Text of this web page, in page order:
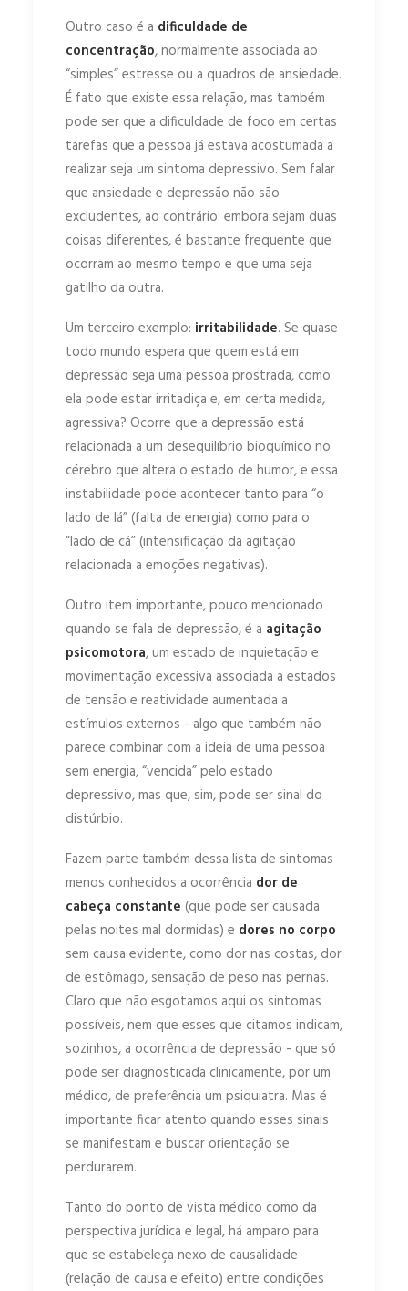
Outro caso é a dificuldade de
concentração, normalmente associada ao
“simples” estresse ou a quadros de ansiedade.
É fato que existe essa relação, mas também
pode ser que a dificuldade de foco em certas
tarefas que a pessoa já estava acostumada a
realizar seja um sintoma depressivo. Sem falar
que ansiedade e depressão não são
excludentes, ao contrário: embora sejam duas
coisas diferentes, é bastante frequente que
ocorram ao mesmo tempo e que uma seja
gatilho da outra.
Um terceiro exemplo: irritabilidade. Se quase
todo mundo espera que quem está em
depressão seja uma pessoa prostrada, como
ela pode estar irritadiça e, em certa medida,
agressiva? Ocorre que a depressão está
relacionada a um desequilíbrio bioquímico no
cérebro que altera o estado de humor, e essa
instabilidade pode acontecer tanto para “o
lado de lá” (falta de energia) como para o
“lado de cá” (intensificação da agitação
relacionada a emoções negativas).
Outro item importante, pouco mencionado
quando se fala de depressão, é a agitação
psicomotora, um estado de inquietação e
movimentação excessiva associada a estados
de tensão e reatividade aumentada a
estímulos externos - algo que também não
parece combinar com a ideia de uma pessoa
sem energia, “vencida” pelo estado
depressivo, mas que, sim, pode ser sinal do
distúrbio.
Fazem parte também dessa lista de sintomas
menos conhecidos a ocorrência dor de
cabeça constante (que pode ser causada
pelas noites mal dormidas) e dores no corpo
sem causa evidente, como dor nas costas, dor
de estômago, sensação de peso nas pernas.
Claro que não esgotamos aqui os sintomas
possíveis, nem que esses que citamos indicam,
sozinhos, a ocorrência de depressão - que só
pode ser diagnosticada clinicamente, por um
médico, de preferência um psiquiatra. Mas é
importante ficar atento quando esses sinais
se manifestam e buscar orientação se
perdurarem.
Tanto do ponto de vista médico como da
perspectiva jurídica e legal, há amparo para
que se estabeleça nexo de causalidade
(relação de causa e efeito) entre condições